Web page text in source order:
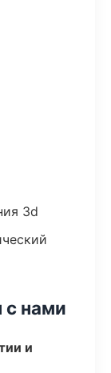
3d
нами
и